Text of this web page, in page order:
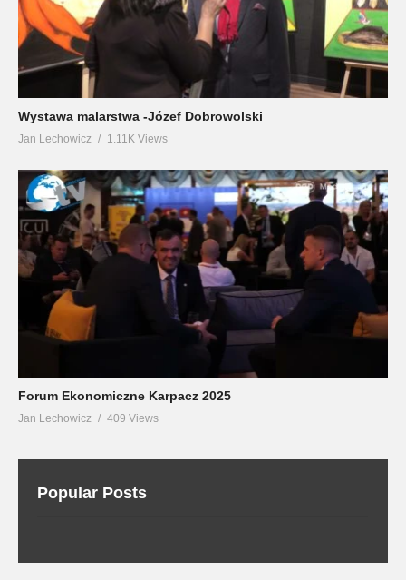
Wystawa malarstwa -Józef Dobrowolski
Jan Lechowicz 1.11K Views
Forum Ekonomiczne Karpacz 2025
Jan Lechowicz 409 Views
Popular Posts